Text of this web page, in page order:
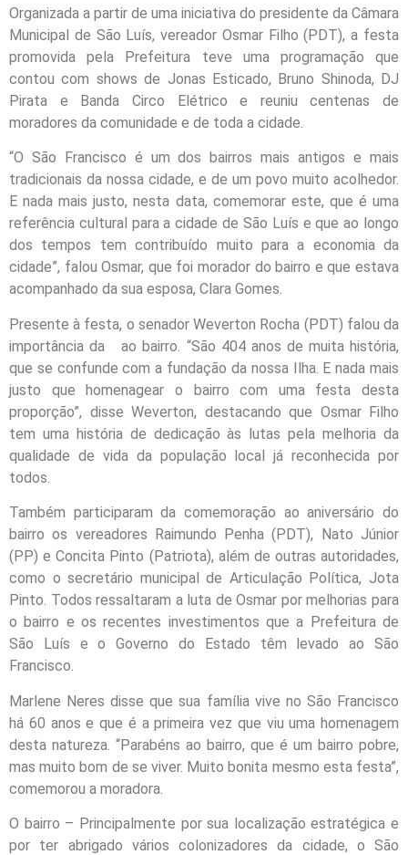
Organizada a partir de uma iniciativa do presidente da Câmara
Municipal de São Luís, vereador Osmar Filho (PDT), a festa
promovida pela Prefeitura teve uma programação que
contou com shows de Jonas Esticado, Bruno Shinoda, DJ
Pirata e Banda Circo Elétrico e reuniu centenas de
moradores da comunidade e de toda a cidade.
“O São Francisco é um dos bairros mais antigos e mais
tradicionais da nossa cidade, e de um povo muito acolhedor.
E nada mais justo, nesta data, comemorar este, que é uma
referência cultural para a cidade de São Luís e que ao longo
dos tempos tem contribuído muito para a economia da
cidade”, falou Osmar, que foi morador do bairro e que estava
acompanhado da sua esposa, Clara Gomes.
Presente à festa, o senador Weverton Rocha (PDT) falou da
importância da ao bairro. “São 404 anos de muita história,
que se confunde com a fundação da nossa Ilha. E nada mais
justo que homenagear o bairro com uma festa desta
proporção”, disse Weverton, destacando que Osmar Filho
tem uma história de dedicação às lutas pela melhoria da
qualidade de vida da população local já reconhecida por
todos.
Também participaram da comemoração ao aniversário do
bairro os vereadores Raimundo Penha (PDT), Nato Júnior
(PP) e Concita Pinto (Patriota), além de outras autoridades,
como o secretário municipal de Articulação Política, Jota
Pinto. Todos ressaltaram a luta de Osmar por melhorias para
o bairro e os recentes investimentos que a Prefeitura de
São Luís e o Governo do Estado têm levado ao São
Francisco.
Marlene Neres disse que sua família vive no São Francisco
há 60 anos e que é a primeira vez que viu uma homenagem
desta natureza. “Parabéns ao bairro, que é um bairro pobre,
mas muito bom de se viver. Muito bonita mesmo esta festa”,
comemorou a moradora.
O bairro – Principalmente por sua localização estratégica e
por ter abrigado vários colonizadores da cidade, o São